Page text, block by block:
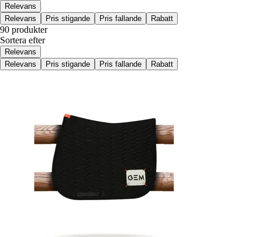
Relevans
Relevans
Pris stigande Pris fallande Rabatt
90 produkter
Sortera efter
Relevans
Relevans
Pris stigande Pris fallande Rabatt